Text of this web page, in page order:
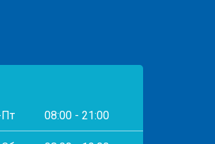
08:00 - 21:00